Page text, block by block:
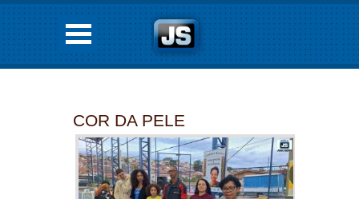
COR DA PELE